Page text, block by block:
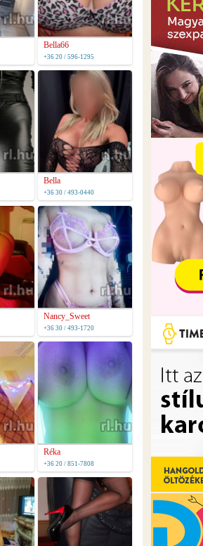
Bella66
+36 20 / 596-1295
Bella
+36 30 / 493-0440
Nancy_Sweet
+36 30 / 493-1720
Réka
+36 20 / 851-7808